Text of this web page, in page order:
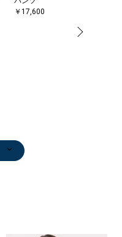
￥17,600
パンツ
￥17,600
パンツ
￥17,600
ジャケット
￥27,500